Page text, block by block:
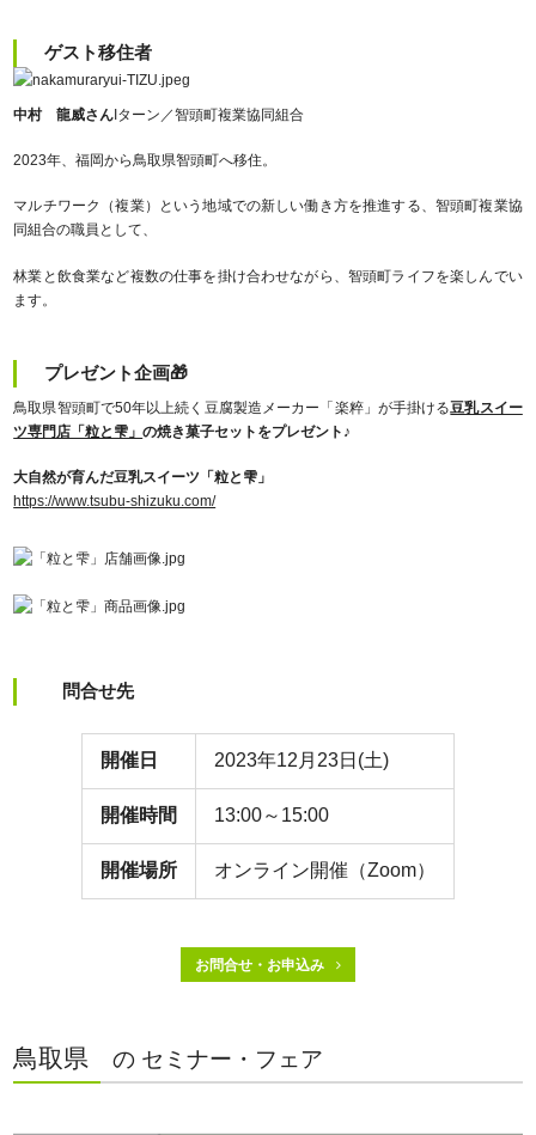
ゲスト移住者
中村 龍威さん Iターン／智頭町複業協同組合
2023年、福岡から鳥取県智頭町へ移住。
マルチワーク（複業）という地域での新しい働き方を推進する、智頭町複業協
同組合の職員として、
林業と飲食業など複数の仕事を掛け合わせながら、智頭町ライフを楽しんでい
ます。
プレゼント企画🎁
鳥取県智頭町で50年以上続く豆腐製造メーカー「楽粹」が手掛ける豆乳スイー
ツ専門店「粒と雫」の焼き菓子セットをプレゼント♪
大自然が育んだ豆乳スイーツ「粒と雫」
https://www.tsubu-shizuku.com/
問合せ先
開催日 2023年12月23日(土)
開催時間 13:00～15:00
開催場所 オンライン開催（Zoom）
お問合せ・お申込み
鳥取県 の セミナー・フェア